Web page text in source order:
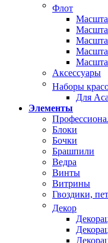
Флот
Аксессуары
Наборы
Для
Элементы
Блоки
Бочки
Брашпили
Ведра
Винты
Витрины
Гвоздики,
Декор